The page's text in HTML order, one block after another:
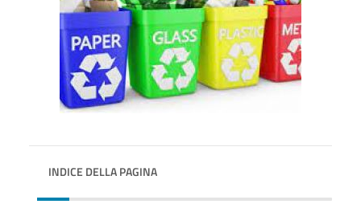
INDICE DELLA PAGINA